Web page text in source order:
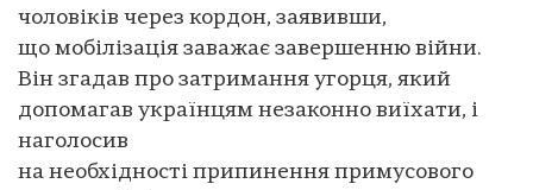
чоловіків через кордон, заявивши,
що мобілізація заважає завершенню війни.
Він згадав про затримання угорця, який
допомагав українцям незаконно виїхати, і
наголосив
на необхідності припинення примусового